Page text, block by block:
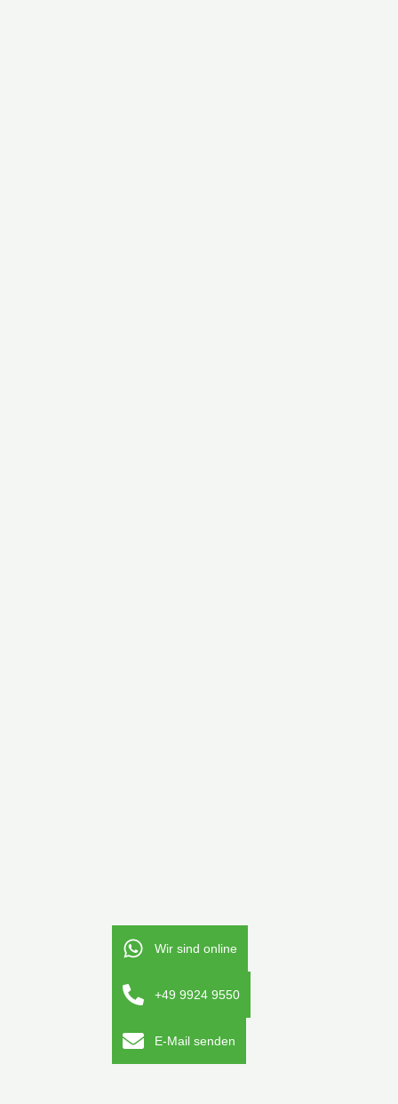
Wir sind online
+49 9924 9550
E-Mail senden